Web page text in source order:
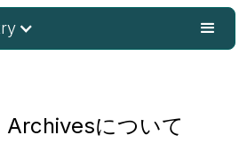
について